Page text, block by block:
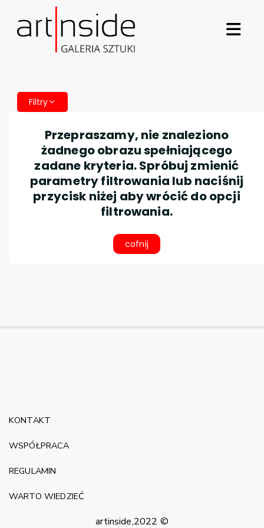
Filtry
Przepraszamy, nie znaleziono
żadnego obrazu spełniającego
zadane kryteria. Spróbuj zmienić
parametry filtrowania lub naciśnij
przycisk niżej aby wrócić do opcji
filtrowania.
cofnij
artinside,2022 ©
KONTAKT
WSPÓŁPRACA
REGULAMIN
WARTO WIEDZIEĆ